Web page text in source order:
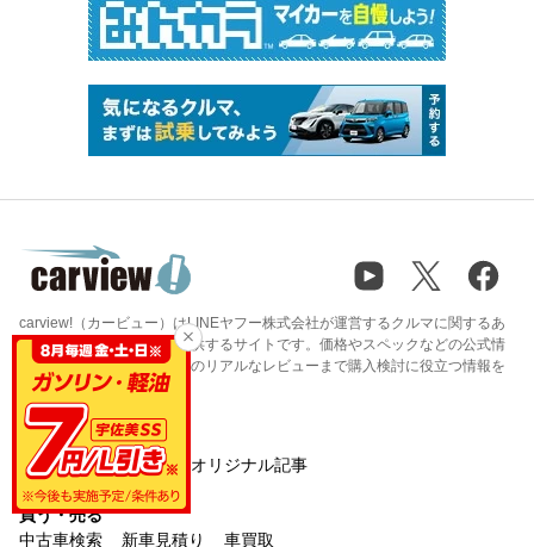
carview!（カービュー）はLINEヤフー株式会社が運営するクルマに関するあ
らゆる情報やサービスを提供するサイトです。価格やスペックなどの公式情
報から、ユーザーや専門家のリアルなレビューまで購入検討に役立つ情報を
多く掲載しています。
知る
カタログ
ニュース オリジナル記事
買う・売る
中古車検索
新車見積り 車買取